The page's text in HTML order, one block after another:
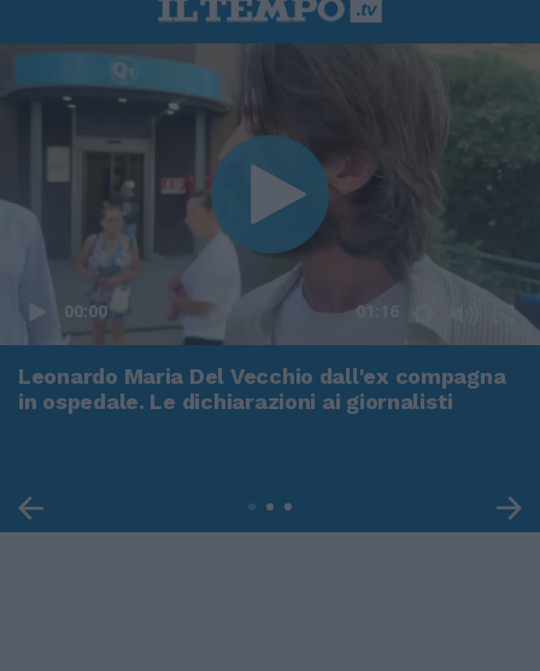
00:00 01:16
Leonardo Maria Del Vecchio dall'ex compagna
in ospedale. Le dichiarazioni ai giornalisti